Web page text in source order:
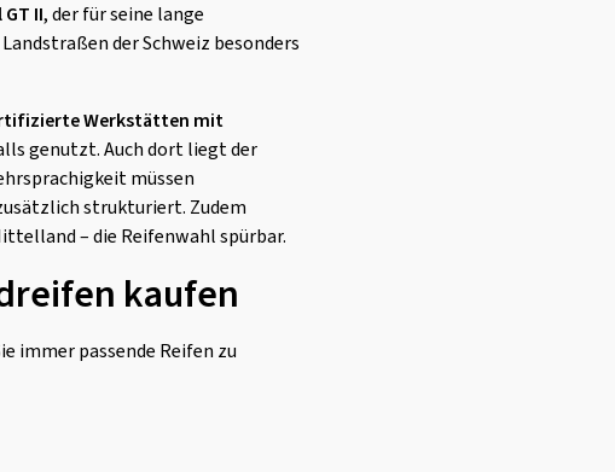
II, der für seine lange
der Schweiz besonders
Werkstätten mit
genutzt. Auch dort liegt der
müssen
strukturiert. Zudem
– die Reifenwahl spürbar.
kaufen
immer passende Reifen zu